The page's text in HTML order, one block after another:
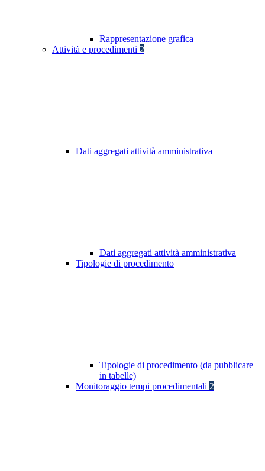
Rappresentazione grafica
Attività e procedimenti 2
Dati aggregati attività amministrativa
Dati aggregati attività amministrativa
Tipologie di procedimento
Tipologie di procedimento (da pubblicare
in tabelle)
Monitoraggio tempi procedimentali 2